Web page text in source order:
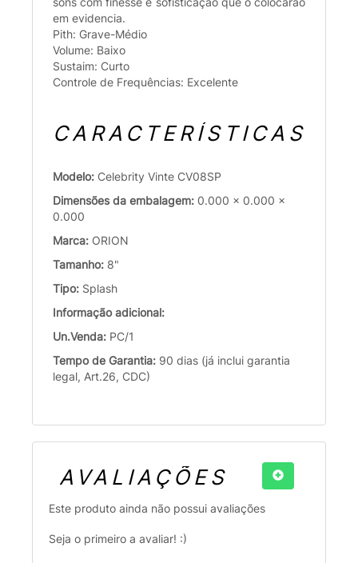
em evidencia.
Pith: Grave-Médio
Volume: Baixo
Sustaim: Curto
Controle de Frequências: Excelente
CARACTERÍSTICAS
Modelo: Celebrity Vinte CV08SP
Dimensões da embalagem: 0.000 x 0.000 x
0.000
Marca: ORION
Tamanho: 8"
Tipo: Splash
Informação adicional:
Un.Venda: PC/1
Tempo de Garantia: 90 dias (já inclui garantia
legal, Art.26, CDC)
AVALIAÇÕES
Este produto ainda não possui avaliações
Seja o primeiro a avaliar! :)